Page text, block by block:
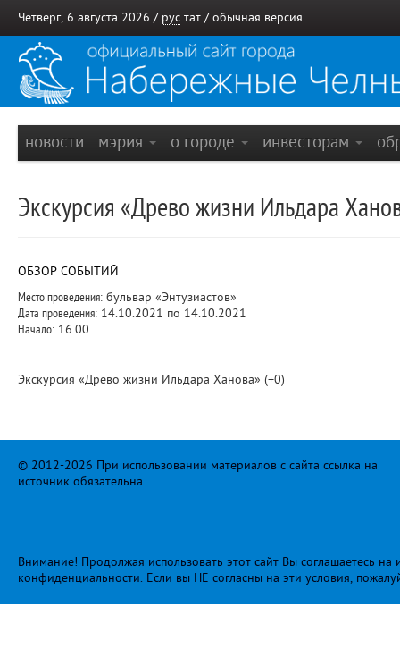
Четверг, 6 августа 2026 / рус тат / обычная версия
новости мэрия о городе инвесторам
Экскурсия «Древо жизни Ильдара
ОБЗОР СОБЫТИЙ
Место проведения: бульвар «Энтузиастов»
Дата проведения: 14.10.2021 по 14.10.2021
Начало: 16.00
Экскурсия «Древо жизни Ильдара Ханова» (+0)
© 2012-2026 При использовании материалов с сайта ссылка на
источник обязательна.
Внимание! Продолжая использовать этот сайт Вы соглашаетесь
конфиденциальности. Если вы НЕ согласны на эти условия,